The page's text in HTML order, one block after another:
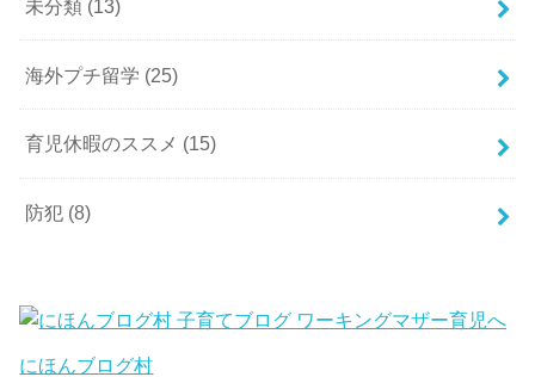
未分類 (13)
海外プチ留学 (25)
育児休暇のススメ (15)
防犯 (8)
にほんブログ村